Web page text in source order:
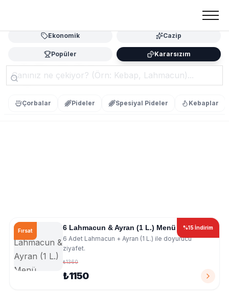
QR SON
Ekonomik Cazip
Popüler Kararsızım
Çorbalar Pideler Spesiyal Pideler Kebaplar
%15 İndirim
Fırsat 6 Lahmacun & Ayran (1 L.) Menü
6 Adet Lahmacun + Ayran (1 L.) ile doyurucu
ziyafet.
₺1360
₺1150